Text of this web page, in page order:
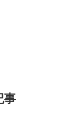
事